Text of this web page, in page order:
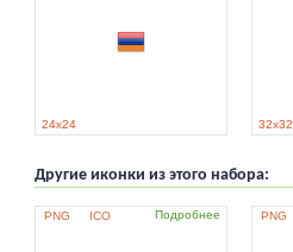
24x24 32x32
Другие иконки из этого набора:
PNG ICO Подробнее PNG